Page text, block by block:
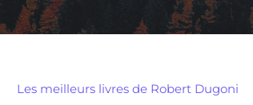
Les meilleurs livres de Robert Dugoni